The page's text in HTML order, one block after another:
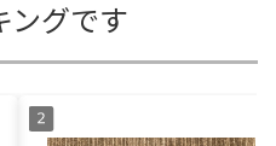
ングです